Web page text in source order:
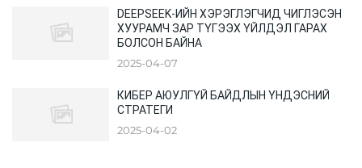
DEEPSEEK-ИЙН ХЭРЭГЛЭГЧИД ЧИГЛЭСЭН
ХУУРАМЧ ЗАР ТҮГЭЭХ ҮЙЛДЭЛ ГАРАХ
БОЛСОН БАЙНА
2025-04-07
КИБЕР АЮУЛГҮЙ БАЙДЛЫН ҮНДЭСНИЙ
СТРАТЕГИ
2025-04-02